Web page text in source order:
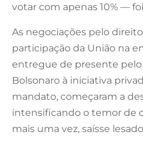
votar com apenas 10% —
As negociações pelo
participação da União na
entregue de presente
Bolsonaro à iniciativa
mandato, começaram a
intensificando o temor de
mais uma vez, saísse